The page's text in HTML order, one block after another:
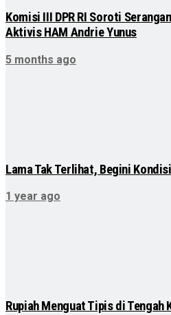
Komisi III DPR RI Soroti
Aktivis HAM Andrie Yunus
5 months ago
Lama Tak Terlihat, Begini
1 year ago
Rupiah Menguat Tipis di Tengah